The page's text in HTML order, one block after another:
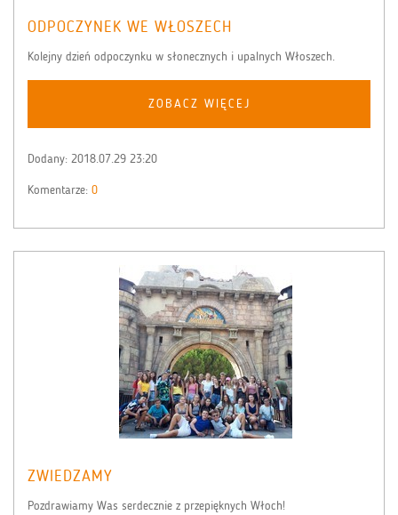
ODPOCZYNEK WE WŁOSZECH
Kolejny dzień odpoczynku w słonecznych i upalnych Włoszech.
ZOBACZ WIĘCEJ
Dodany: 2018.07.29 23:20
Komentarze: 0
ZWIEDZAMY
Pozdrawiamy Was serdecznie z przepięknych Włoch!